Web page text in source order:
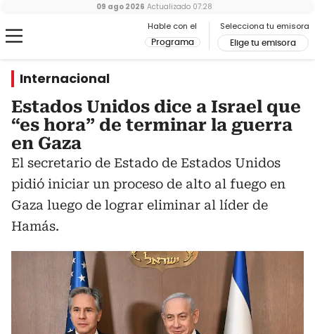
Hable con el
Programa
Selecciona tu emisora
Elige tu emisora
09 ago 2026 Actualizado 07:28
Internacional
Estados Unidos dice a Israel que
“es hora” de terminar la guerra
en Gaza
El secretario de Estado de Estados Unidos
pidió iniciar un proceso de alto al fuego en
Gaza luego de lograr eliminar al líder de
Hamás.